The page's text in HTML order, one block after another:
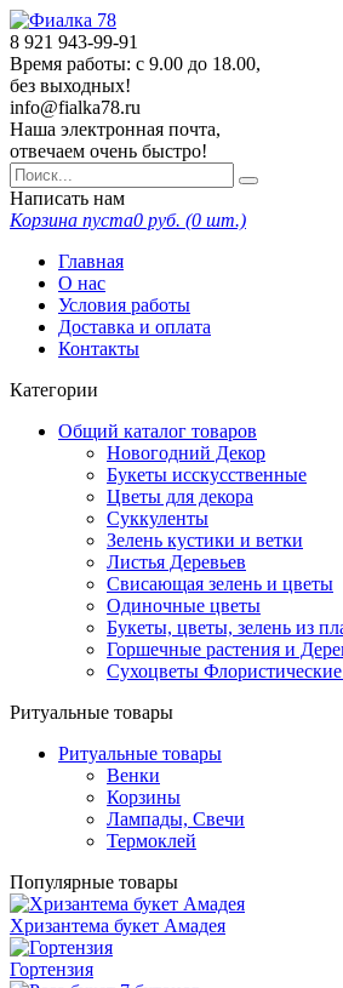
8 921 943-99-91
Время работы: с 9.00 до 18.00,
без выходных!
info@fialka78.ru
Наша электронная почта,
отвечаем очень быстро!
Написать нам
Корзина пуста0 руб. (0 шт.)
Главная
О нас
Условия работы
Доставка и оплата
Контакты
Категории
Общий каталог товаров
Новогодний Декор
Букеты исскусственные
Цветы для декора
Суккуленты
Зелень кустики и ветки
Листья Деревьев
Свисающая зелень и цветы
Одиночные цветы
Букеты, цветы, зелень из
Горшечные растения и
Сухоцветы
Ритуальные товары
Ритуальные товары
Венки
Корзины
Лампады, Свечи
Термоклей
Популярные товары
Хризантема букет Амадея
Гортензия